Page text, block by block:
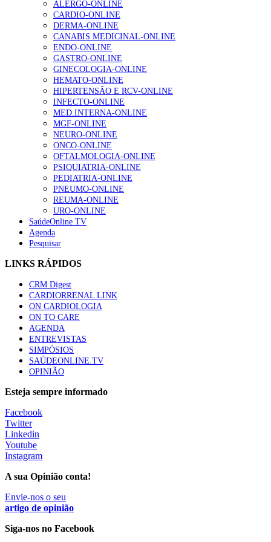
gesto conta e cada profissional faz a diferença”
202 visualizações
Alguns milhares de utentes podem ficar sem médico de
família com nova regras do registo, alerta associação
155 visualizações
1.º Episódio do Podcast “Frequência Cardio – Sintoniza-
te na Insuficiência Cardíaca” da Bayer
99 visualizações
“Os programas de rastreio do cancro do pulmão são
custo-efetivos e representam um investimento
sustentável para os sistemas de saúde”
88 visualizações
Quase quatro em cada dez doentes com enfarte
86 visualizações
Trodelvy aprovado para primeira linha no cancro da
mama triplo negativo metastático em doentes não
elegíveis para inibidores PD-(L)1
61 visualizações
MAIS NOTÍCIAS
Enfermeiros exigem esclarecimentos sobre eventual gestão
privada da ULS do Algarve
7 Ago, 2026
Estudantes de Medicina representados na 79.ª World Health
Assembly
6 Ago, 2026 0 Comments
ALERGO-ONLINE
CARDIO-ONLINE
DERMA-ONLINE
CANABIS MEDICINAL-ONLINE
ENDO-ONLINE
GASTRO-ONLINE
GINECOLOGIA-ONLINE
HEMATO-ONLINE
HIPERTENSÃO E RCV-ONLINE
INFECTO-ONLINE
MED.INTERNA-ONLINE
MGF-ONLINE
NEURO-ONLINE
ONCO-ONLINE
OFTALMOLOGIA-ONLINE
PSIQUIATRIA-ONLINE
PEDIATRIA-ONLINE
PNEUMO-ONLINE
REUMA-ONLINE
URO-ONLINE
SaúdeOnline TV
Agenda
Pesquisar
LINKS RÁPIDOS
CRM Digest
CARDIORRENAL LINK
ON CARDIOLOGIA
ON TO CARE
AGENDA
ENTREVISTAS
SIMPÓSIOS
SAÚDEONLINE.TV
OPINIÃO
Esteja sempre informado
Facebook
Twitter
Linkedin
Youtube
Instagram
A sua Opinião conta!
Envie-nos o seu
artigo de opinião
Siga-nos no Facebook